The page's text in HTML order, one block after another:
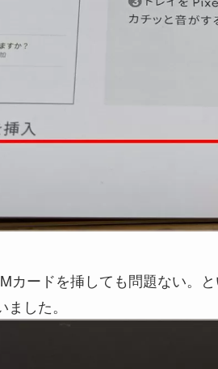
カードを挿しても問題ない。
した。